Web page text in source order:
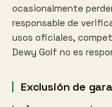
ocasionalmente
responsable de
usos oficiales,
Dewy Golf no es
Exclusión de